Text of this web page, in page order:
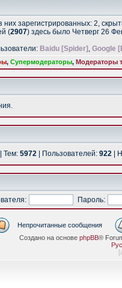
них зарегистрированных: 2,
(2907) здесь было Четверг 26
Baidu [Spider] , Google
, Супермодераторы, Модераторы
| Тем: 5972 | Пользователей: 922 |
Пароль:
Непрочитанные сообщения
Создано на основе phpBB®
[